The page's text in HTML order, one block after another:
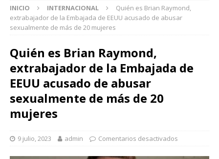
INICIO INTERNACIONAL
Quién es Brian Raymond,
extrabajador de la Embajada de EEUU acusado de abusar
sexualmente de más de 20 mujeres
Quién es Brian Raymond,
extrabajador de la Embajada de
EEUU acusado de abusar
sexualmente de más de 20
mujeres
9 julio, 2023 admin Comentarios desactivados